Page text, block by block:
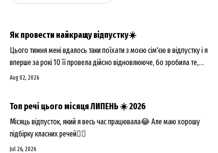
Як провести найкращу відпустку☀️
Цього тижня мені вдалось таки поїхати з моєю сім'єю в відпустку і я
вперше за рокі 10 її провела дійсно відновлююче, бо зробила те,
чого вже давно не робила👀
Aug 02, 2026
Топ речі цього місяця ЛИПЕНЬ ☀️ 2026
Місяць відпусток, який я весь час працювала😂 Але маю хорошу
підбірку класних речей👇🏻
Jul 26, 2026